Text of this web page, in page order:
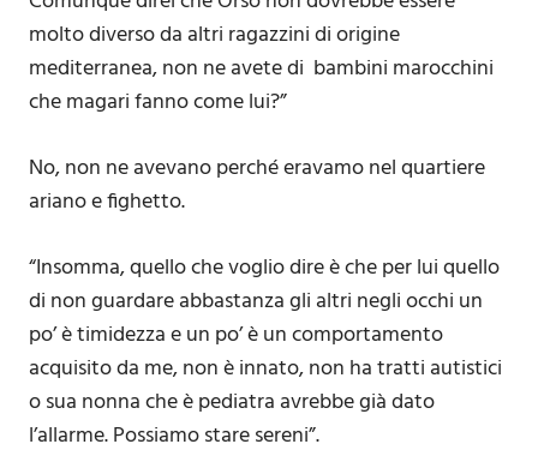
molto diverso da altri ragazzini di origine
mediterranea, non ne avete di bambini marocchini
che magari fanno come lui?”
No, non ne avevano perché eravamo nel quartiere
ariano e fighetto.
“Insomma, quello che voglio dire è che per lui quello
di non guardare abbastanza gli altri negli occhi un
po’ è timidezza e un po’ è un comportamento
acquisito da me, non è innato, non ha tratti autistici
o sua nonna che è pediatra avrebbe già dato
l’allarme. Possiamo stare sereni”.